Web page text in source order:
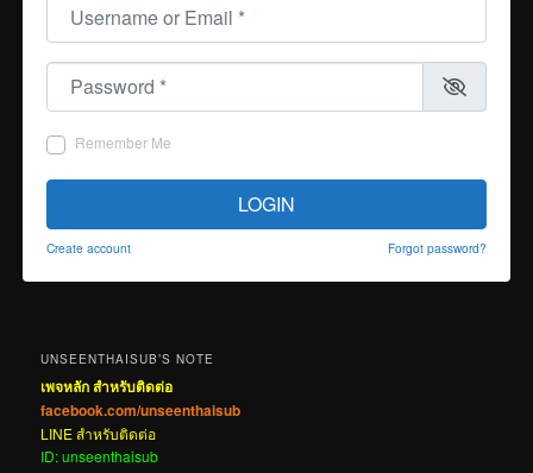
Password
Remember Me
LOGIN
Create account Forgot password?
UNSEENTHAISUB’S NOTE
เพจหลัก สำหรับติดต่อ
facebook.com/unseenthaisub
LINE สำหรับติดต่อ
ID: unseenthaisub